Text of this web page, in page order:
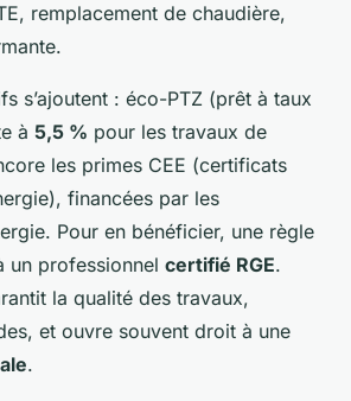
remplacement de chaudière,
s’ajoutent : éco-PTZ (prêt à taux
à 5,5 % pour les travaux de
les primes CEE (certificats
financées par les
Pour en bénéficier, une règle
un professionnel certifié RGE.
la qualité des travaux,
et ouvre souvent droit à une
.